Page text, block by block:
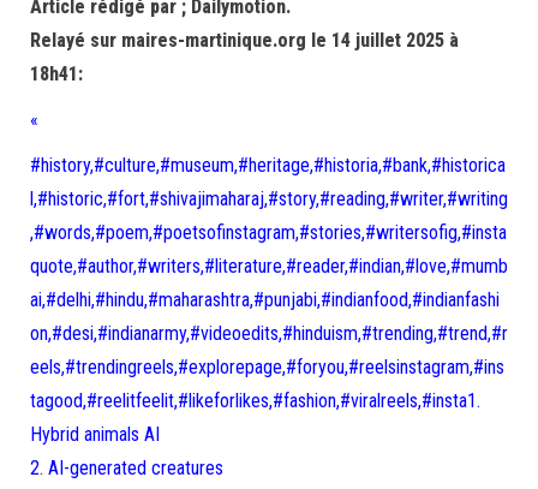
Article rédigé par ; Dailymotion.
Relayé sur maires-martinique.org le 14 juillet 2025 à
18h41:
«
#history,#culture,#museum,#heritage,#historia,#bank,#historica
l,#historic,#fort,#shivajimaharaj,#story,#reading,#writer,#writing
,#words,#poem,#poetsofinstagram,#stories,#writersofig,#insta
quote,#author,#writers,#literature,#reader,#indian,#love,#mumb
ai,#delhi,#hindu,#maharashtra,#punjabi,#indianfood,#indianfashi
on,#desi,#indianarmy,#videoedits,#hinduism,#trending,#trend,#r
eels,#trendingreels,#explorepage,#foryou,#reelsinstagram,#ins
tagood,#reelitfeelit,#likeforlikes,#fashion,#viralreels,#insta1.
Hybrid animals AI
2. AI-generated creatures